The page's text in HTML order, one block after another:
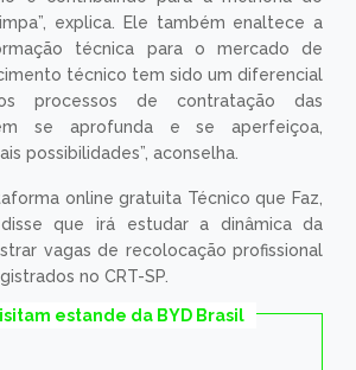
explica. Ele também enaltece a
técnica para o mercado de
técnico tem sido um diferencial
processos de contratação das
se aprofunda e se aperfeiçoa,
possibilidades”, aconselha.
online gratuita Técnico que Faz,
que irá estudar a dinâmica da
vagas de recolocação profissional
no CRT-SP.
estande da BYD Brasil